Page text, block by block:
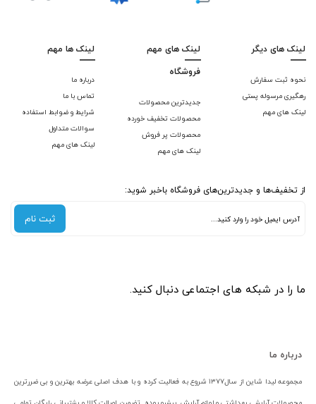
لینک های دیگر
نحوه ثبت سفارش
رهگیری مرسوله پستی
لینک های مهم
لینک های مهم
فروشگاه
جدیدترین محصولات
محصولات تخفیف خورده
محصولات پر فروش
لینک های مهم
لینک ها مهم
درباره ما
تماس با ما
شرایط و ضوابط استفاده
سوالات متداول
لینک های مهم
از تخفیف‌ها و جدیدترین‌های فروشگاه باخبر شوید:
ثبت نام
ما را در شبکه های اجتماعی دنبال کنید.
درباره ما
مجموعه لیدا شاین از سال۱۳۷۷ شروع به فعالیت کرده و با هدف اصلی عرضه بهترین و بی ضررترین